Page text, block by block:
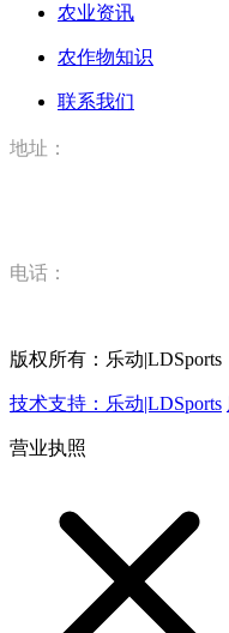
农业资讯
农作物知识
联系我们
地址：
电话：
版权所有：乐动
技术支持：乐动|LDSports
营业执照